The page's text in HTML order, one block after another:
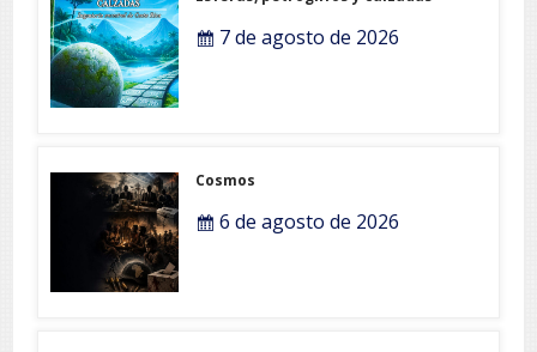
7 de agosto de 2026
Cosmos
6 de agosto de 2026